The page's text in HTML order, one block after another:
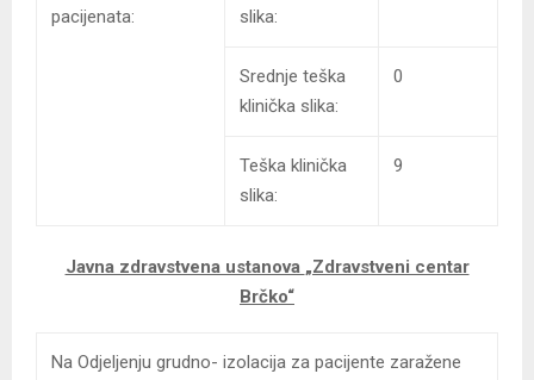
pacijenata:
slika:
Srednje teška
klinička slika:
0
Teška klinička
slika:
9
Javna zdravstvena ustanova „Zdravstveni centar
Brčko“
Na Odjeljenju grudno- izolacija za pacijente zaražene